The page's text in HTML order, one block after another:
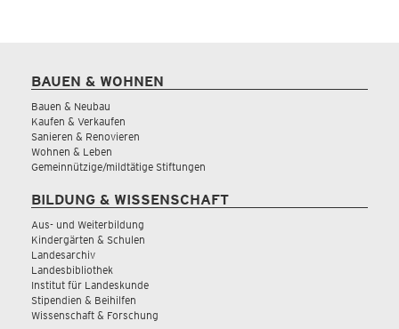
BAUEN & WOHNEN
Bauen & Neubau
Kaufen & Verkaufen
Sanieren & Renovieren
Wohnen & Leben
Gemeinnützige/mildtätige Stiftungen
BILDUNG & WISSENSCHAFT
Aus- und Weiterbildung
Kindergärten & Schulen
Landesarchiv
Landesbibliothek
Institut für Landeskunde
Stipendien & Beihilfen
Wissenschaft & Forschung